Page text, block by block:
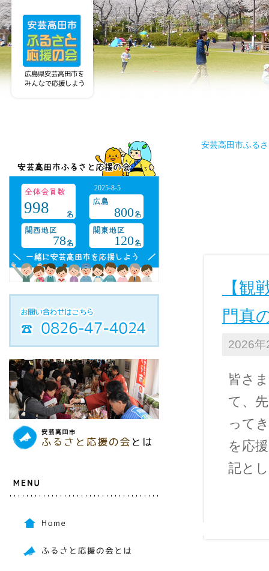
2025-8-5
998
800
78
120
安芸高田市ふる
【観
門真
2026年
皆さ
て、
って
を応
記と